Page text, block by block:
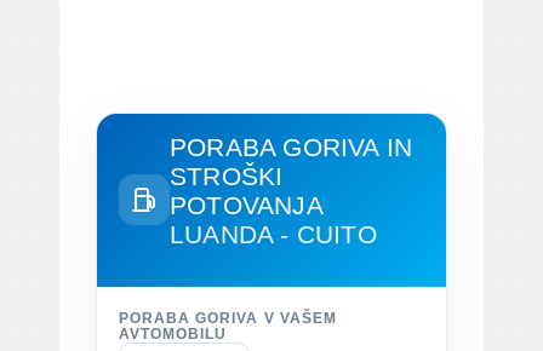
PORABA GORIVA IN
STROŠKI
POTOVANJA
LUANDA - CUITO
PORABA GORIVA V VAŠEM
AVTOMOBILU